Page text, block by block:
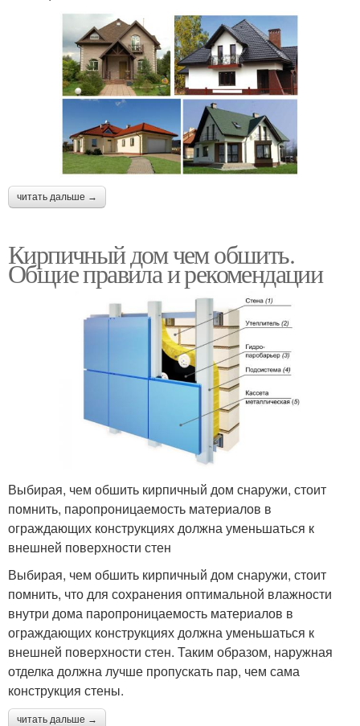
читать дальше →
Кирпичный дом чем обшить.
Общие правила и рекомендации
Выбирая, чем обшить кирпичный дом снаружи, стоит
помнить, паропроницаемость материалов в
ограждающих конструкциях должна уменьшаться к
внешней поверхности стен
Выбирая, чем обшить кирпичный дом снаружи, стоит
помнить, что для сохранения оптимальной влажности
внутри дома паропроницаемость материалов в
ограждающих конструкциях должна уменьшаться к
внешней поверхности стен. Таким образом, наружная
отделка должна лучше пропускать пар, чем сама
конструкция стены.
читать дальше →